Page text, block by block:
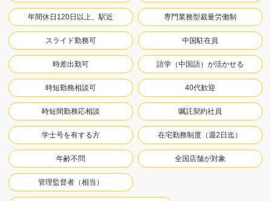
年間休日120日以上、駅近 専門業務型裁量労働制
スライド勤務可 中国駐在員
時差出勤可 語学（中国語）が活かせる
時短勤務相談可 40代歓迎
時短間勤務応相談 嘱託契約社員
学士号を有する方 在宅勤務制度（週2日迄）
年齢不問 全国店舗が対象
管理監督者（相当）